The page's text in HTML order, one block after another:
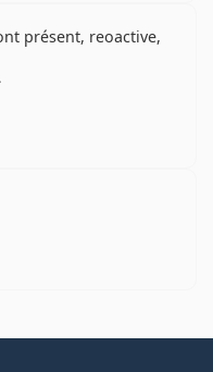
présent, reoactive,